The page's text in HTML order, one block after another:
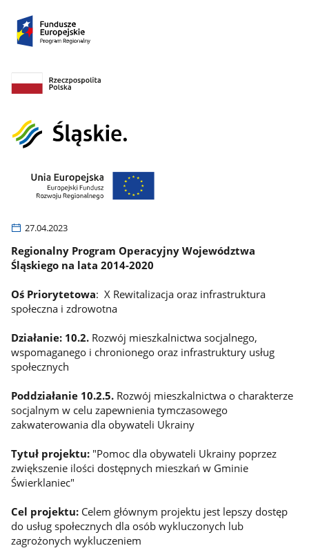
27.04.2023
Regionalny Program Operacyjny Województwa
Śląskiego na lata 2014-2020
Oś Priorytetowa: X Rewitalizacja oraz infrastruktura
społeczna i zdrowotna
Działanie: 10.2.Rozwój mieszkalnictwa socjalnego,
wspomaganego i chronionego oraz infrastruktury usług
społecznych
Poddziałanie 10.2.5.Rozwój mieszkalnictwa o charakterze
socjalnym w celu zapewnienia tymczasowego
zakwaterowania dla obywateli Ukrainy
Tytuł projektu:"Pomoc dla obywateli Ukrainy poprzez
zwiększenie ilości dostępnych mieszkań w Gminie
Świerklaniec"
Cel projektu:Celem głównym projektu jest lepszy dostęp
do usług społecznych dla osób wykluczonych lub
zagrożonych wykluczeniem